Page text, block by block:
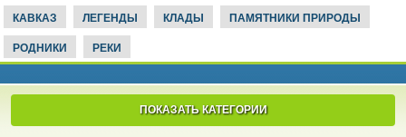
КАВКАЗ ЛЕГЕНДЫ КЛАДЫ ПАМЯТНИКИ ПРИРОДЫ
РОДНИКИ РЕКИ
ПОКАЗАТЬ КАТЕГОРИИ